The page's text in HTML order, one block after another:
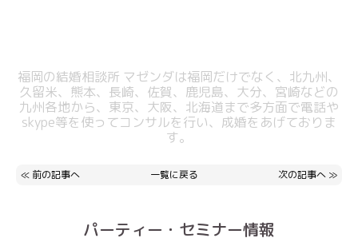
福岡の結婚相談所 マゼンダは福岡だけでなく、北九州、
久留米、熊本、長崎、佐賀、鹿児島、大分、宮崎などの
九州各地から、東京、大阪、北海道まで多方面で電話や
skype等を使ってコンサルを行い、成婚をあげておりま
す。
≪ 前の記事へ 一覧に戻る 次の記事へ ≫
パーティー・セミナー情報